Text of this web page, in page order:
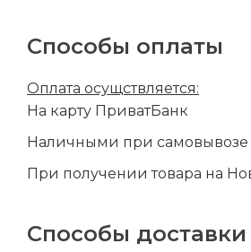
Способы оплаты
Оплата осущствляется:
На карту ПриватБанк
Наличными при самовывозе
При получении товара на
Способы доставки